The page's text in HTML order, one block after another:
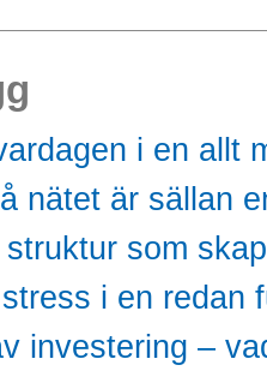
i en allt
nätet är sällan
som
i en redan
investering –